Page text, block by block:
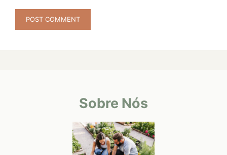
Sobre Nós